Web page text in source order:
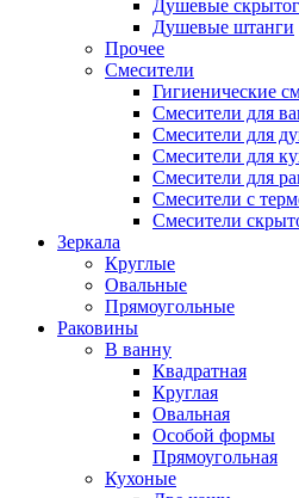
Душевые
Душевые штанги
Прочее
Смесители
Гигиенические
Смесители для
Смесители для
Смесители для
Смесители для
Смесители с
Смесители
Зеркала
Круглые
Овальные
Прямоугольные
Раковины
В ванну
Квадратная
Круглая
Овальная
Особой формы
Прямоугольная
Кухоные